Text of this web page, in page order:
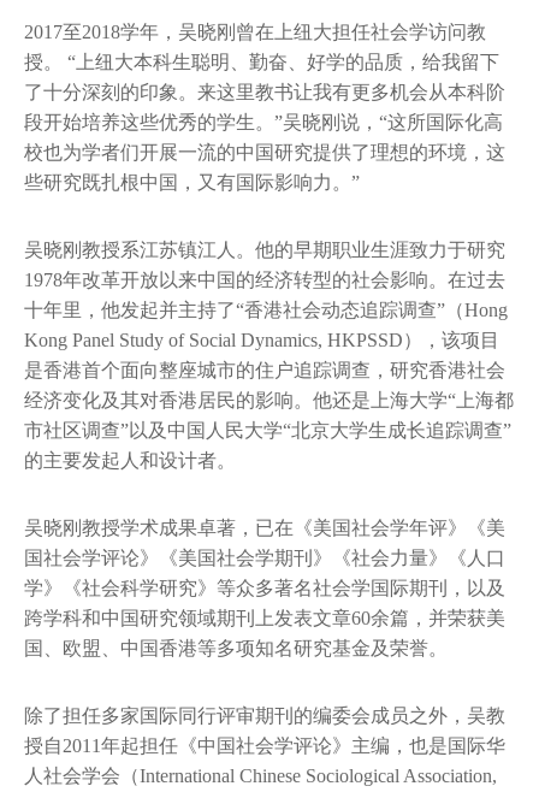
2017至2018学年，吴晓刚曾在上纽大担任社会学访问教
授。 “上纽大本科生聪明、勤奋、好学的品质，给我留下
了十分深刻的印象。来这里教书让我有更多机会从本科阶
段开始培养这些优秀的学生。”吴晓刚说，“这所国际化高
校也为学者们开展一流的中国研究提供了理想的环境，这
些研究既扎根中国，又有国际影响力。”
吴晓刚教授系江苏镇江人。他的早期职业生涯致力于研究
1978年改革开放以来中国的经济转型的社会影响。在过去
十年里，他发起并主持了“香港社会动态追踪调查”（Hong
Kong Panel Study of Social Dynamics, HKPSSD），该项目
是香港首个面向整座城市的住户追踪调查，研究香港社会
经济变化及其对香港居民的影响。他还是上海大学“上海都
市社区调查”以及中国人民大学“北京大学生成长追踪调查”
的主要发起人和设计者。
吴晓刚教授学术成果卓著，已在《美国社会学年评》《美
国社会学评论》《美国社会学期刊》《社会力量》《人口
学》《社会科学研究》等众多著名社会学国际期刊，以及
跨学科和中国研究领域期刊上发表文章60余篇，并荣获美
国、欧盟、中国香港等多项知名研究基金及荣誉。
除了担任多家国际同行评审期刊的编委会成员之外，吴教
授自2011年起担任《中国社会学评论》主编，也是国际华
人社会学会（International Chinese Sociological Association,